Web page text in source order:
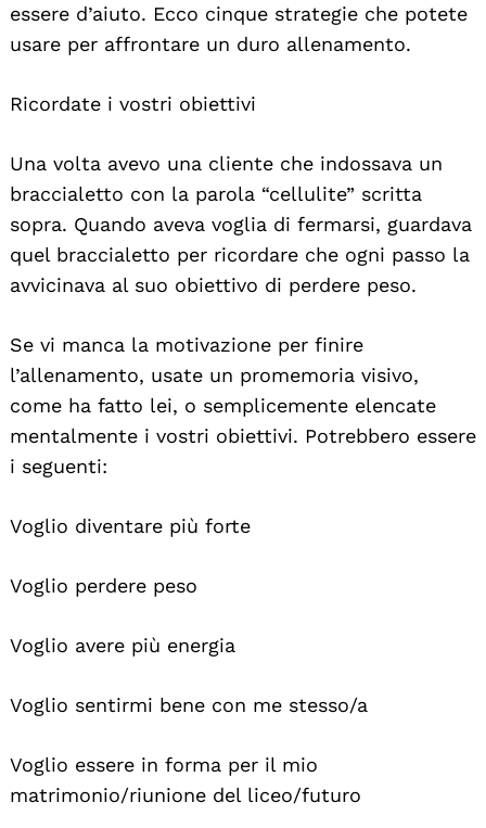
essere d’aiuto. Ecco cinque strategie che potete
usare per affrontare un duro allenamento.
Ricordate i vostri obiettivi
Una volta avevo una cliente che indossava un
braccialetto con la parola “cellulite” scritta
sopra. Quando aveva voglia di fermarsi, guardava
quel braccialetto per ricordare che ogni passo la
avvicinava al suo obiettivo di perdere peso.
Se vi manca la motivazione per finire
l’allenamento, usate un promemoria visivo,
come ha fatto lei, o semplicemente elencate
mentalmente i vostri obiettivi. Potrebbero essere
i seguenti:
Voglio diventare più forte
Voglio perdere peso
Voglio avere più energia
Voglio sentirmi bene con me stesso/a
Voglio essere in forma per il mio
matrimonio/riunione del liceo/futuro